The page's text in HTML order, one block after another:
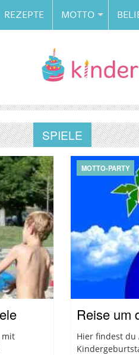
REZEPTE MOTTO
SPIELE
mit
MOTTO-PARTY
Reise um
Hier findest du